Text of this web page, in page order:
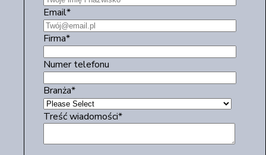
Email*
Firma*
Numer telefonu
Branża*
Treść wiadomości*